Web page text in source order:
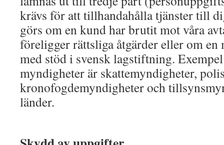
krävs för att tillhandahålla tjänster till
görs om en kund har brutit mot våra
föreligger rättsliga åtgärder eller om en
med stöd i svensk lagstiftning. Exempel
myndigheter är skattemyndigheter,
kronofogdemyndigheter och
länder.